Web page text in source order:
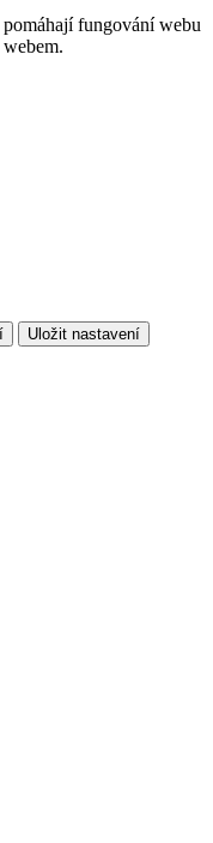
fungování webu
Uložit nastavení